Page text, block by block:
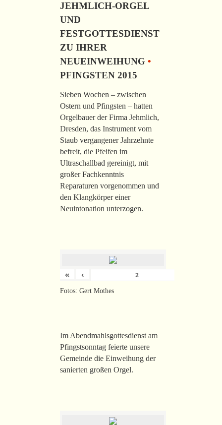
JEHMLICH-ORGEL
UND
FESTGOTTESDIENST
ZU IHRER
NEUEINWEIHUNG •
PFINGSTEN 2015
Sieben Wochen – zwischen
Ostern und Pfingsten – hatten
Orgelbauer der Firma Jehmlich,
Dresden, das Instrument vom
Staub vergangener Jahrzehnte
befreit, die Pfeifen im
Ultraschallbad gereinigt, mit
großer Fachkenntnis
Reparaturen vorgenommen und
den Klangkörper einer
Neuintonation unterzogen.
« ‹
Fotos: Gert Mothes
Im Abendmahlsgottesdienst am
Pfingstsonntag feierte unsere
Gemeinde die Einweihung der
sanierten großen Orgel.